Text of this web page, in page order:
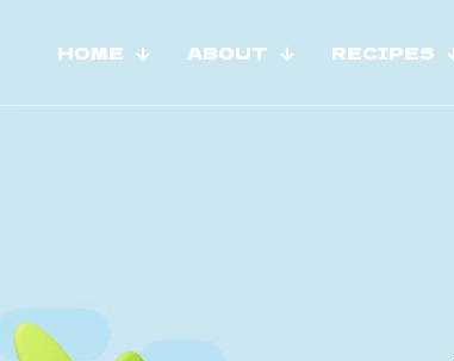
HOME ABOUT RECIPES